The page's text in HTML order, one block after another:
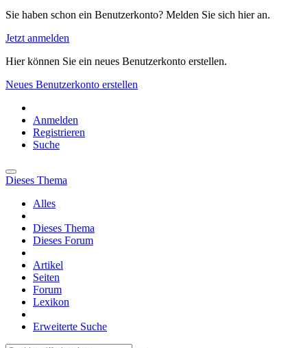
Sie haben schon ein Benutzerkonto? Melden Sie sich hier an.
Jetzt anmelden
Hier können Sie ein neues Benutzerkonto erstellen.
Neues Benutzerkonto erstellen
Anmelden
Registrieren
Suche
Dieses Thema
Alles
Dieses Thema
Dieses Forum
Artikel
Seiten
Forum
Lexikon
Erweiterte Suche